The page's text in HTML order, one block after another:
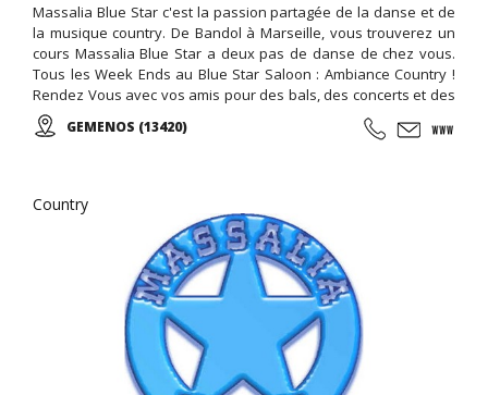
Massalia Blue Star c'est la passion partagée de la danse et de
la musique country. De Bandol à Marseille, vous trouverez un
cours Massalia Blue Star a deux pas de danse de chez vous.
Tous les Week Ends au Blue Star Saloon : Ambiance Country !
Rendez Vous avec vos amis pour des bals, des concerts et des
Fêtes Country, ...
GEMENOS (13420)
Country